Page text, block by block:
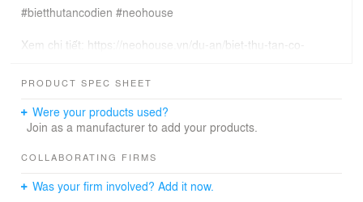
#bietthutancodien #neohouse
Xem chi tiết: https://neohouse.vn/du-an/biet-thu-tan-co-
PRODUCT SPEC SHEET
Were your products used?
Join as a manufacturer to add your products.
COLLABORATING FIRMS
Was your firm involved? Add it now.